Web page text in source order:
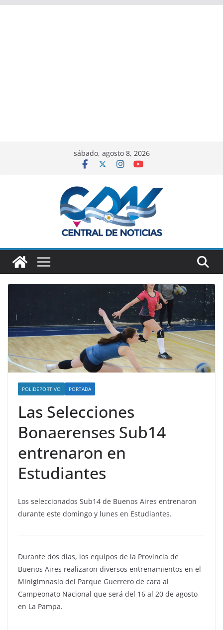
sábado, agosto 8, 2026
POLIDEPORTIVO PORTADA
Las Selecciones
Bonaerenses Sub14
entrenaron en
Estudiantes
Los seleccionados Sub14 de Buenos Aires entrenaron
durante este domingo y lunes en Estudiantes.
Durante dos días, los equipos de la Provincia de
Buenos Aires realizaron diversos entrenamientos en el
Minigimnasio del Parque Guerrero de cara al
Campeonato Nacional que será del 16 al 20 de agosto
en La Pampa.